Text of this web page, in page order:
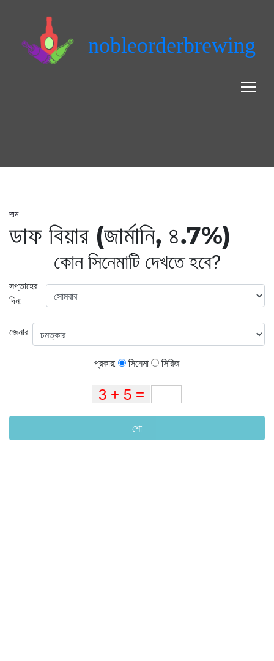
nobleorderbrewing
দাম
ডাফ বিয়ার (জার্মানি, ৪.7%)
কোন সিনেমাটি দেখতে হবে?
সপ্তাহের
দিন:
জেনার:
প্রকার: সিনেমা সিরিজ
শো